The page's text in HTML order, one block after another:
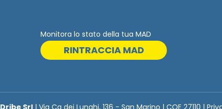
Monitora lo stato della tua MAD
RINTRACCIA MAD
Dribe Srl| Via Ca dei Lunghi, 136 - San Marino | COE 27110 |